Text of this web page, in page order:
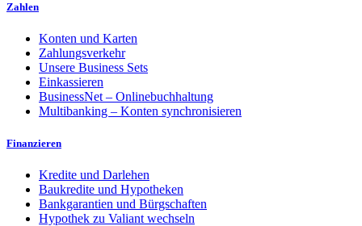
Zahlen
Konten und Karten
Zahlungsverkehr
Unsere Business Sets
Einkassieren
BusinessNet – Onlinebuchhaltung
Multibanking – Konten synchronisieren
Finanzieren
Kredite und Darlehen
Baukredite und Hypotheken
Bankgarantien und Bürgschaften
Hypothek zu Valiant wechseln